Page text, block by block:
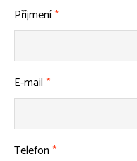
Příjmení*
E-mail*
Telefon*